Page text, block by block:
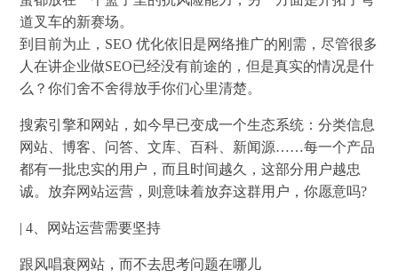
道叉车的新赛场。
到目前为止，SEO 优化依旧是网络推广的刚需，尽管很多
人在讲企业做SEO已经没有前途的，但是真实的情况是什
么？你们舍不舍得放手你们心里清楚。
搜索引擎和网站，如今早已变成一个生态系统：分类信息
网站、博客、问答、文库、百科、新闻源……每一个产品
都有一批忠实的用户，而且时间越久，这部分用户越忠
诚。放弃网站运营，则意味着放弃这群用户，你愿意吗?
| 4、网站运营需要坚持
跟风唱衰网站，而不去思考问题在哪儿